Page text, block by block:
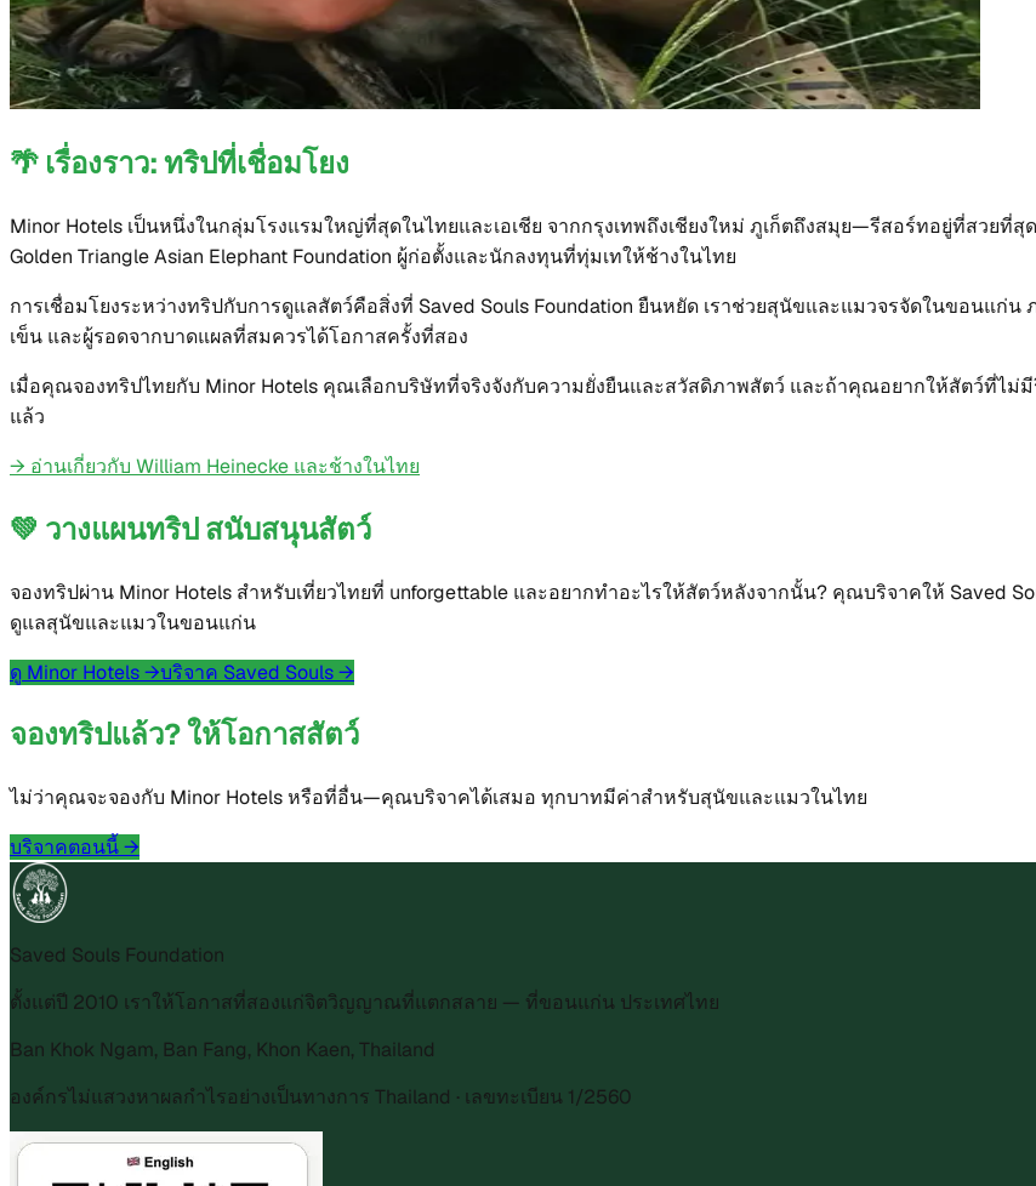
🌴 เรื่องราว: ทริปที่เชื่อมโยง
Minor Hotels เป็นหนึ่งในกลุ่มโรงแรมใหญ่ที่สุดในไทยและเอเชีย จากกรุงเทพถึงเชียงใหม่ ภูเก็ตถึงสมุย—รีสอร์ทอยู่ที่สวยที่
Golden Triangle Asian Elephant Foundation ผู้ก่อตั้งและนักลงทุนที่ทุ่มเทให้ช้างในไทย
การเชื่อมโยงระหว่างทริปกับการดูแลสัตว์คือสิ่งที่ Saved Souls Foundation ยืนหยัด เราช่วยสุนัขและแมวจรจัดในขอนแ
เข็น และผู้รอดจากบาดแผลที่สมควรได้โอกาสครั้งที่สอง
เมื่อคุณจองทริปไทยกับ Minor Hotels คุณเลือกบริษัทที่จริงจังกับความยั่งยืนและสวัสดิภาพสัตว์ และถ้าคุณอยากให้สัตว์
แล้ว
→ อ่านเกี่ยวกับ William Heinecke และช้างในไทย
💚 วางแผนทริป สนับสนุนสัตว์
จองทริปผ่าน Minor Hotels สำหรับเที่ยวไทยที่ unforgettable และอยากทำอะไรให้สัตว์หลังจากนั้น? คุณบริจาคให้ Saved
ดูแลสุนัขและแมวในขอนแก่น
ดู Minor Hotels→บริจาค Saved Souls→
จองทริปแล้ว? ให้โอกาสสัตว์
ไม่ว่าคุณจะจองกับ Minor Hotels หรือที่อื่น—คุณบริจาคได้เสมอ ทุกบาทมีค่าสำหรับสุนัขและแมวในไทย
บริจาคตอนนี้→
Saved Souls Foundation
ตั้งแต่ปี 2010 เราให้โอกาสที่สองแก่จิตวิญญาณที่แตกสลาย — ที่ขอนแก่น ประเทศไทย
Ban Khok Ngam, Ban Fang, Khon Kaen, Thailand
องค์กรไม่แสวงหาผลกำไรอย่างเป็นทางการ Thailand · เลขทะเบียน 1/2560